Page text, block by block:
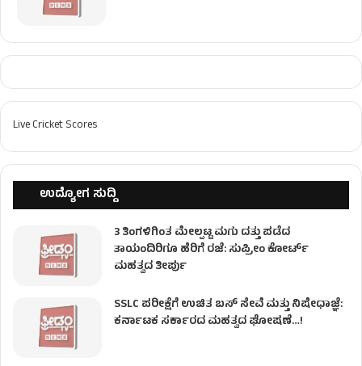
Live Cricket Scores
ಉದ್ಯೋಗ ಸುದ್ದಿ
3 ತಿಂಗಳಿಗಿಂತ ಮೇಲ್ಪಟ್ಟ ಮಗು ದತ್ತು ಪಡೆದ
ತಾಯಂದಿರಿಗೂ ಹೆರಿಗೆ ರಜೆ: ಸುಪ್ರೀಂ ಕೋರ್ಟ್
ಮಹತ್ವದ ತೀರ್ಪು
SSLC ಪರೀಕ್ಷೆಗೆ ಉಚಿತ ಬಸ್ ಸೇವೆ ಮತ್ತು ನಿಷೇಧಾಜ್ಞೆ:
ಕರ್ನಾಟಕ ಸರ್ಕಾರದ ಮಹತ್ವದ ಘೋಷಣೆ…!